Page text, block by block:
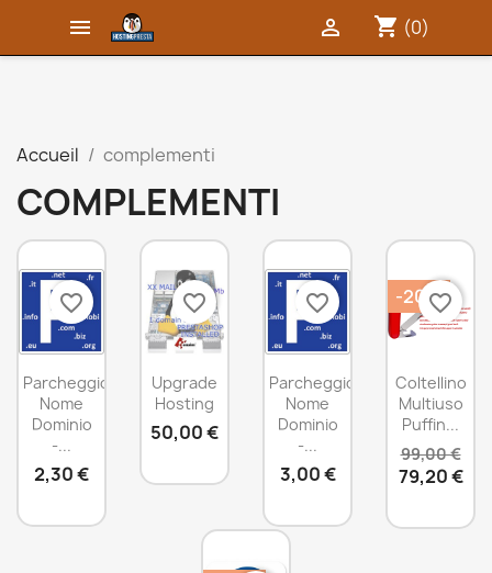
 shopping_cart (0)

Accueil complementi
COMPLEMENTI
Parcheggio
Nome
Dominio
-...
2,30 €
favorite_border
Upgrade
Hosting
50,00 €
favorite_border
Parcheggio
Nome
Dominio
-...
3,00 €
favorite_border
Coltellino
Multiuso
Puffin...
99,00 €
79,20 €
-20%favorite_border